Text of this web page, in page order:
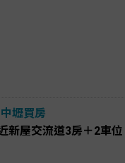
中壢買房
新屋交流道3房＋2車